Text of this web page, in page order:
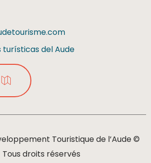
turísticas del Aude
Touristique de l’Aude ©
Tous droits réservés